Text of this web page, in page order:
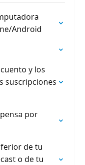
Android
y los
suscripciones
por
de tu
o de tu